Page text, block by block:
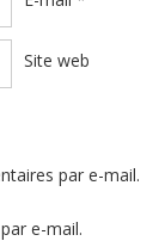
Site web
par e-mail.
e-mail.